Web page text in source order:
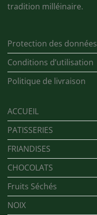
tradition milléinaire.
Protection des données
Conditions d’utilisation
Politique de livraison
ACCUEIL
PATISSERIES
FRIANDISES
CHOCOLATS
Fruits Séchés
NOIX